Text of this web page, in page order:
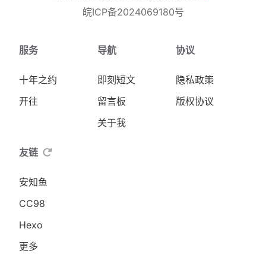
皖ICP备2024069180号
服务
十年之约
开往
导航
即刻短文
留言板
关于我
协议
隐私政策
版权协议
友链
安知鱼
CC98
Hexo
更多